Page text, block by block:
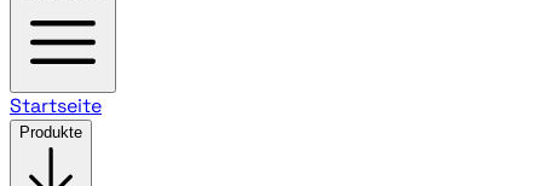
Startseite
Produkte